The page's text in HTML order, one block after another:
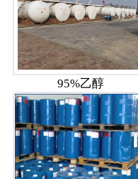
95%乙醇